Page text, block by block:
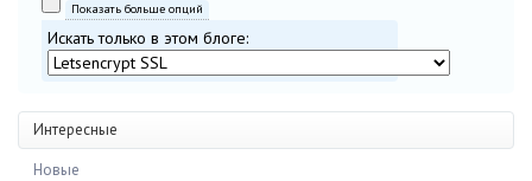
Показать больше опций
Искать только в этом блоге:
Интересные
Новые